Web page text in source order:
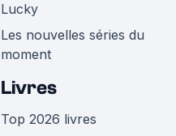
Lucky
Les nouvelles séries du
moment
Livres
Top 2026 livres